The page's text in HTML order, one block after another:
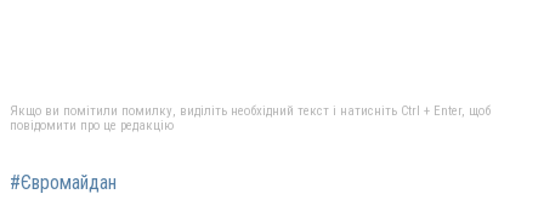
Якщо ви помітили помилку, виділіть необхідний текст і натисніть Ctrl + Enter, щоб
повідомити про це редакцію
#Євромайдан